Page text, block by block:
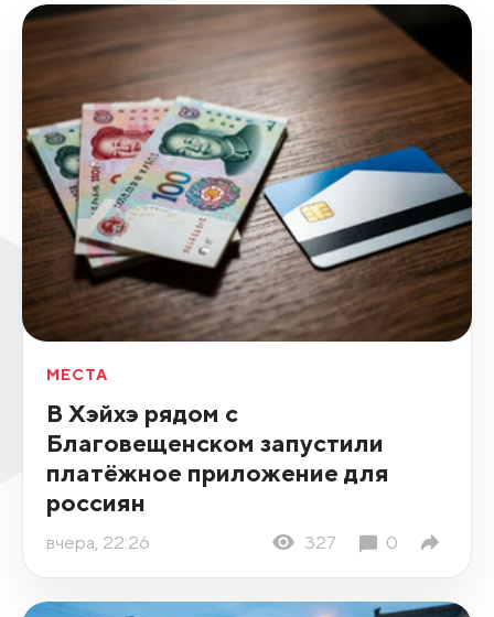
МЕСТА
В Хэйхэ рядом с
Благовещенском запустили
платёжное приложение для
россиян
вчера, 22:26 327 0